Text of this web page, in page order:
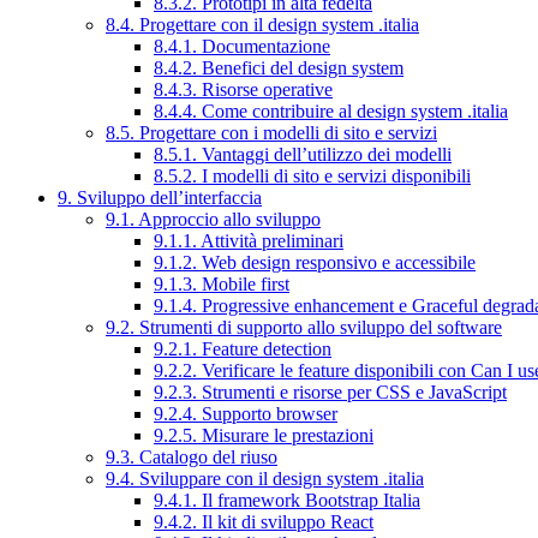
8.4. Progettare con il design system .italia
8.4.1. Documentazione
8.4.2. Benefici del design system
8.4.3. Risorse operative
8.4.4. Come contribuire al design system .italia
8.5. Progettare con i modelli di sito e servizi
8.5.1. Vantaggi dell’utilizzo dei modelli
8.5.2. I modelli di sito e servizi disponibili
9. Sviluppo dell’interfaccia
9.1. Approccio allo sviluppo
9.1.1. Attività preliminari
9.1.2. Web design responsivo e accessibile
9.1.3. Mobile first
9.1.4. Progressive enhancement e Graceful
9.2. Strumenti di supporto allo sviluppo del software
9.2.1. Feature detection
9.2.2. Verificare le feature disponibili con Can I
9.2.3. Strumenti e risorse per CSS e JavaScript
9.2.4. Supporto browser
9.2.5. Misurare le prestazioni
9.3. Catalogo del riuso
9.4. Sviluppare con il design system .italia
9.4.1. Il framework Bootstrap Italia
9.4.2. Il kit di sviluppo React